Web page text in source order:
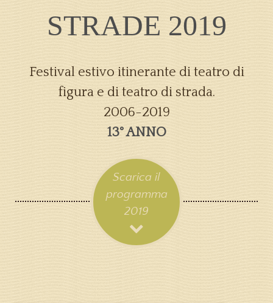
STRADE 2019
Festival estivo itinerante di teatro di
figura e di teatro di strada.
2006-2019
13° ANNO
Scarica il
programma
2019